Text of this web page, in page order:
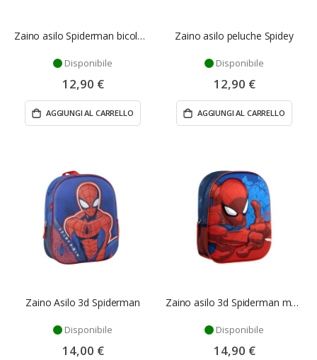
Zaino asilo Spiderman bicolore
Disponibile
12,90 €
AGGIUNGI AL CARRELLO
Zaino asilo peluche Spidey
Disponibile
12,90 €
AGGIUNGI AL CARRELLO
Zaino Asilo 3d Spiderman
Disponibile
14,00 €
Zaino asilo 3d Spiderman mono scomparto
Disponibile
14,90 €